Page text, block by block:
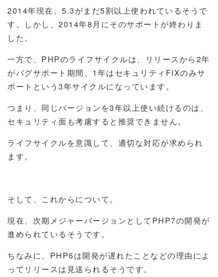
2014年現在、5.3がまだ5割以上使われているそうで
す。しかし、2014年8月にそのサポートが終わりま
した。
一方で、PHPのライフサイクルは、リリースから2年
がバグサポート期間、1年はセキュリティFIXのみサ
ポートという3年サイクルになっています。
つまり、同じバージョンを3年以上使い続けるのは、
セキュリティ面も考慮すると推奨できません。
ライフサイクルを意識して、適切な対応が求められ
ます。
そして、これからについて。
現在、次期メジャーバージョンとしてPHP7の開発が
進められているそうです。
ちなみに、PHP6は開発が遅れたことなどの理由によ
ってリリースは見送られるそうです。